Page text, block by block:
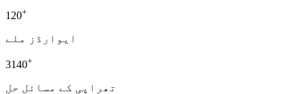
120+
ایوارڈز ملے
3140+
تھراپی کے مسائل حل